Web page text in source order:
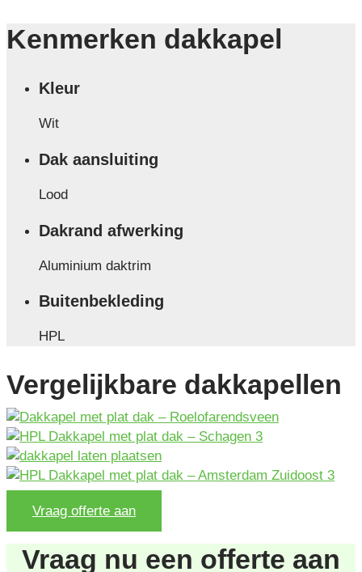
Kenmerken dakkapel
Kleur
Wit
Dak aansluiting
Lood
Dakrand afwerking
Aluminium daktrim
Buitenbekleding
HPL
Vergelijkbare dakkapellen
Vraag offerte aan
Vraag nu een offerte aan